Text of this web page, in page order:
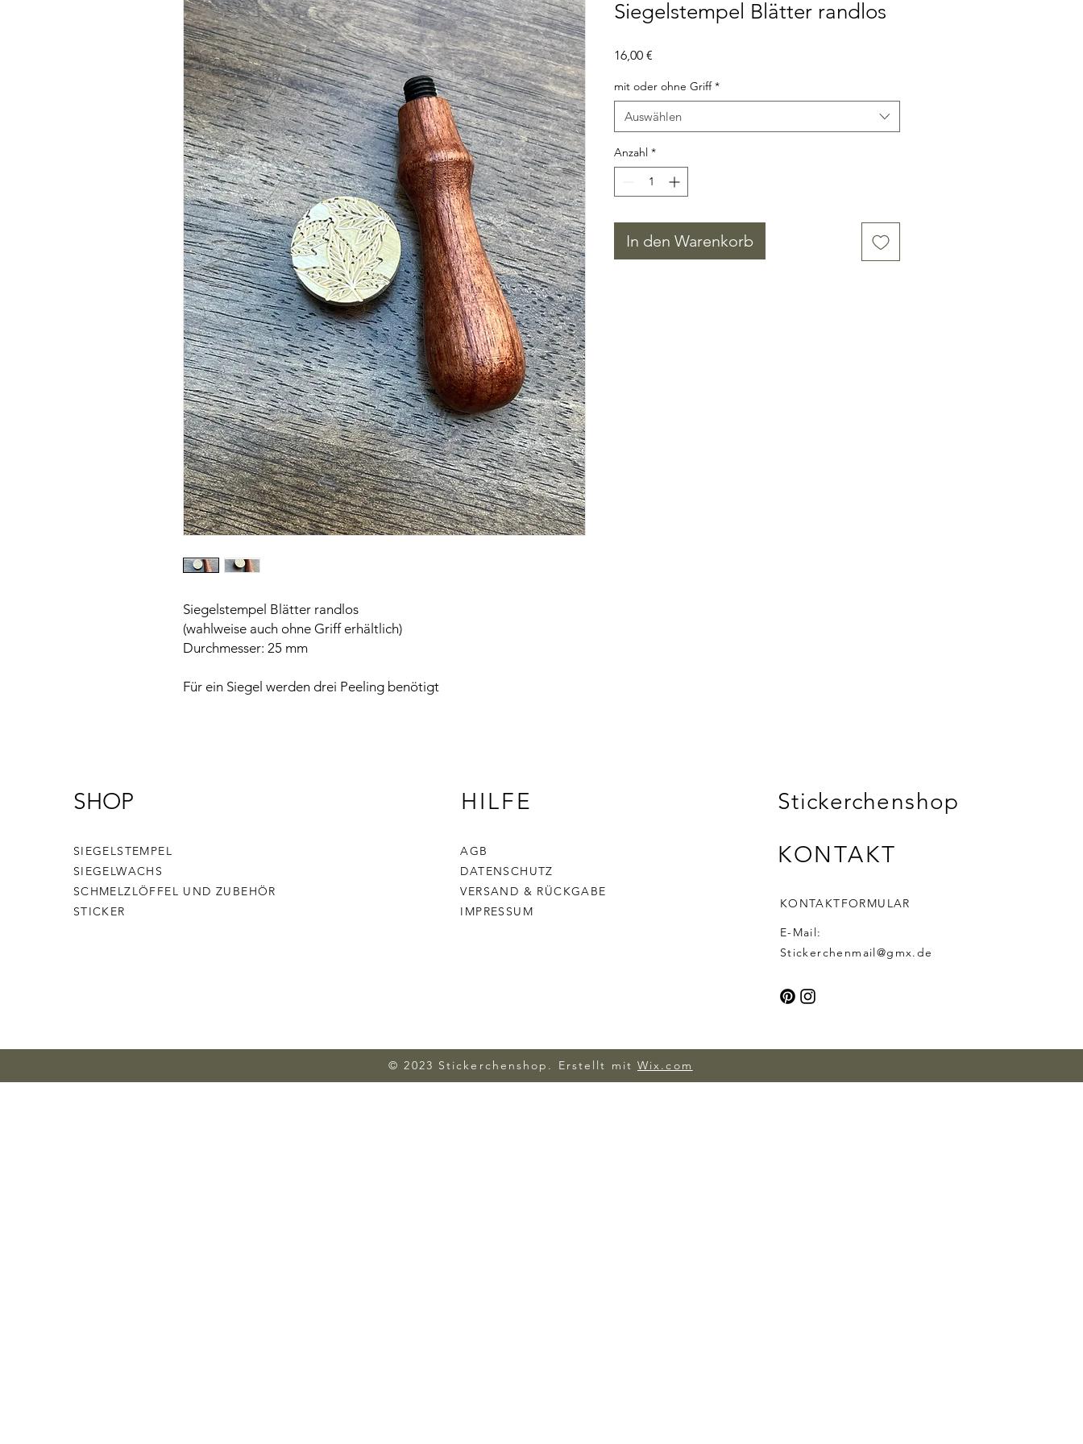
Siegelstempel Blätter randlos
(wahlweise auch ohne Griff erhältlich)
Durchmesser: 25 mm
Für ein Siegel werden drei Peeling benötigt
Siegelstempel Blätter randlos
16,00 €
mit oder ohne Griff *
Auswählen
Anzahl *
In den Warenkorb
SHOP
SIEGELSTEMPEL
SIEGELWACHS
SCHMELZLÖFFEL UND ZUBEHÖR
STICKER
HILFE
AGB
DATENSCHUTZ
VERSAND & RÜCKGABE
IMPRESSUM
Stickerchenshop
KONTAKT
KONTAKTFORMULAR
E-Mail:
Stickerchenmail@gmx.de
© 2023 Stickerchenshop. Erstellt mit Wix.com